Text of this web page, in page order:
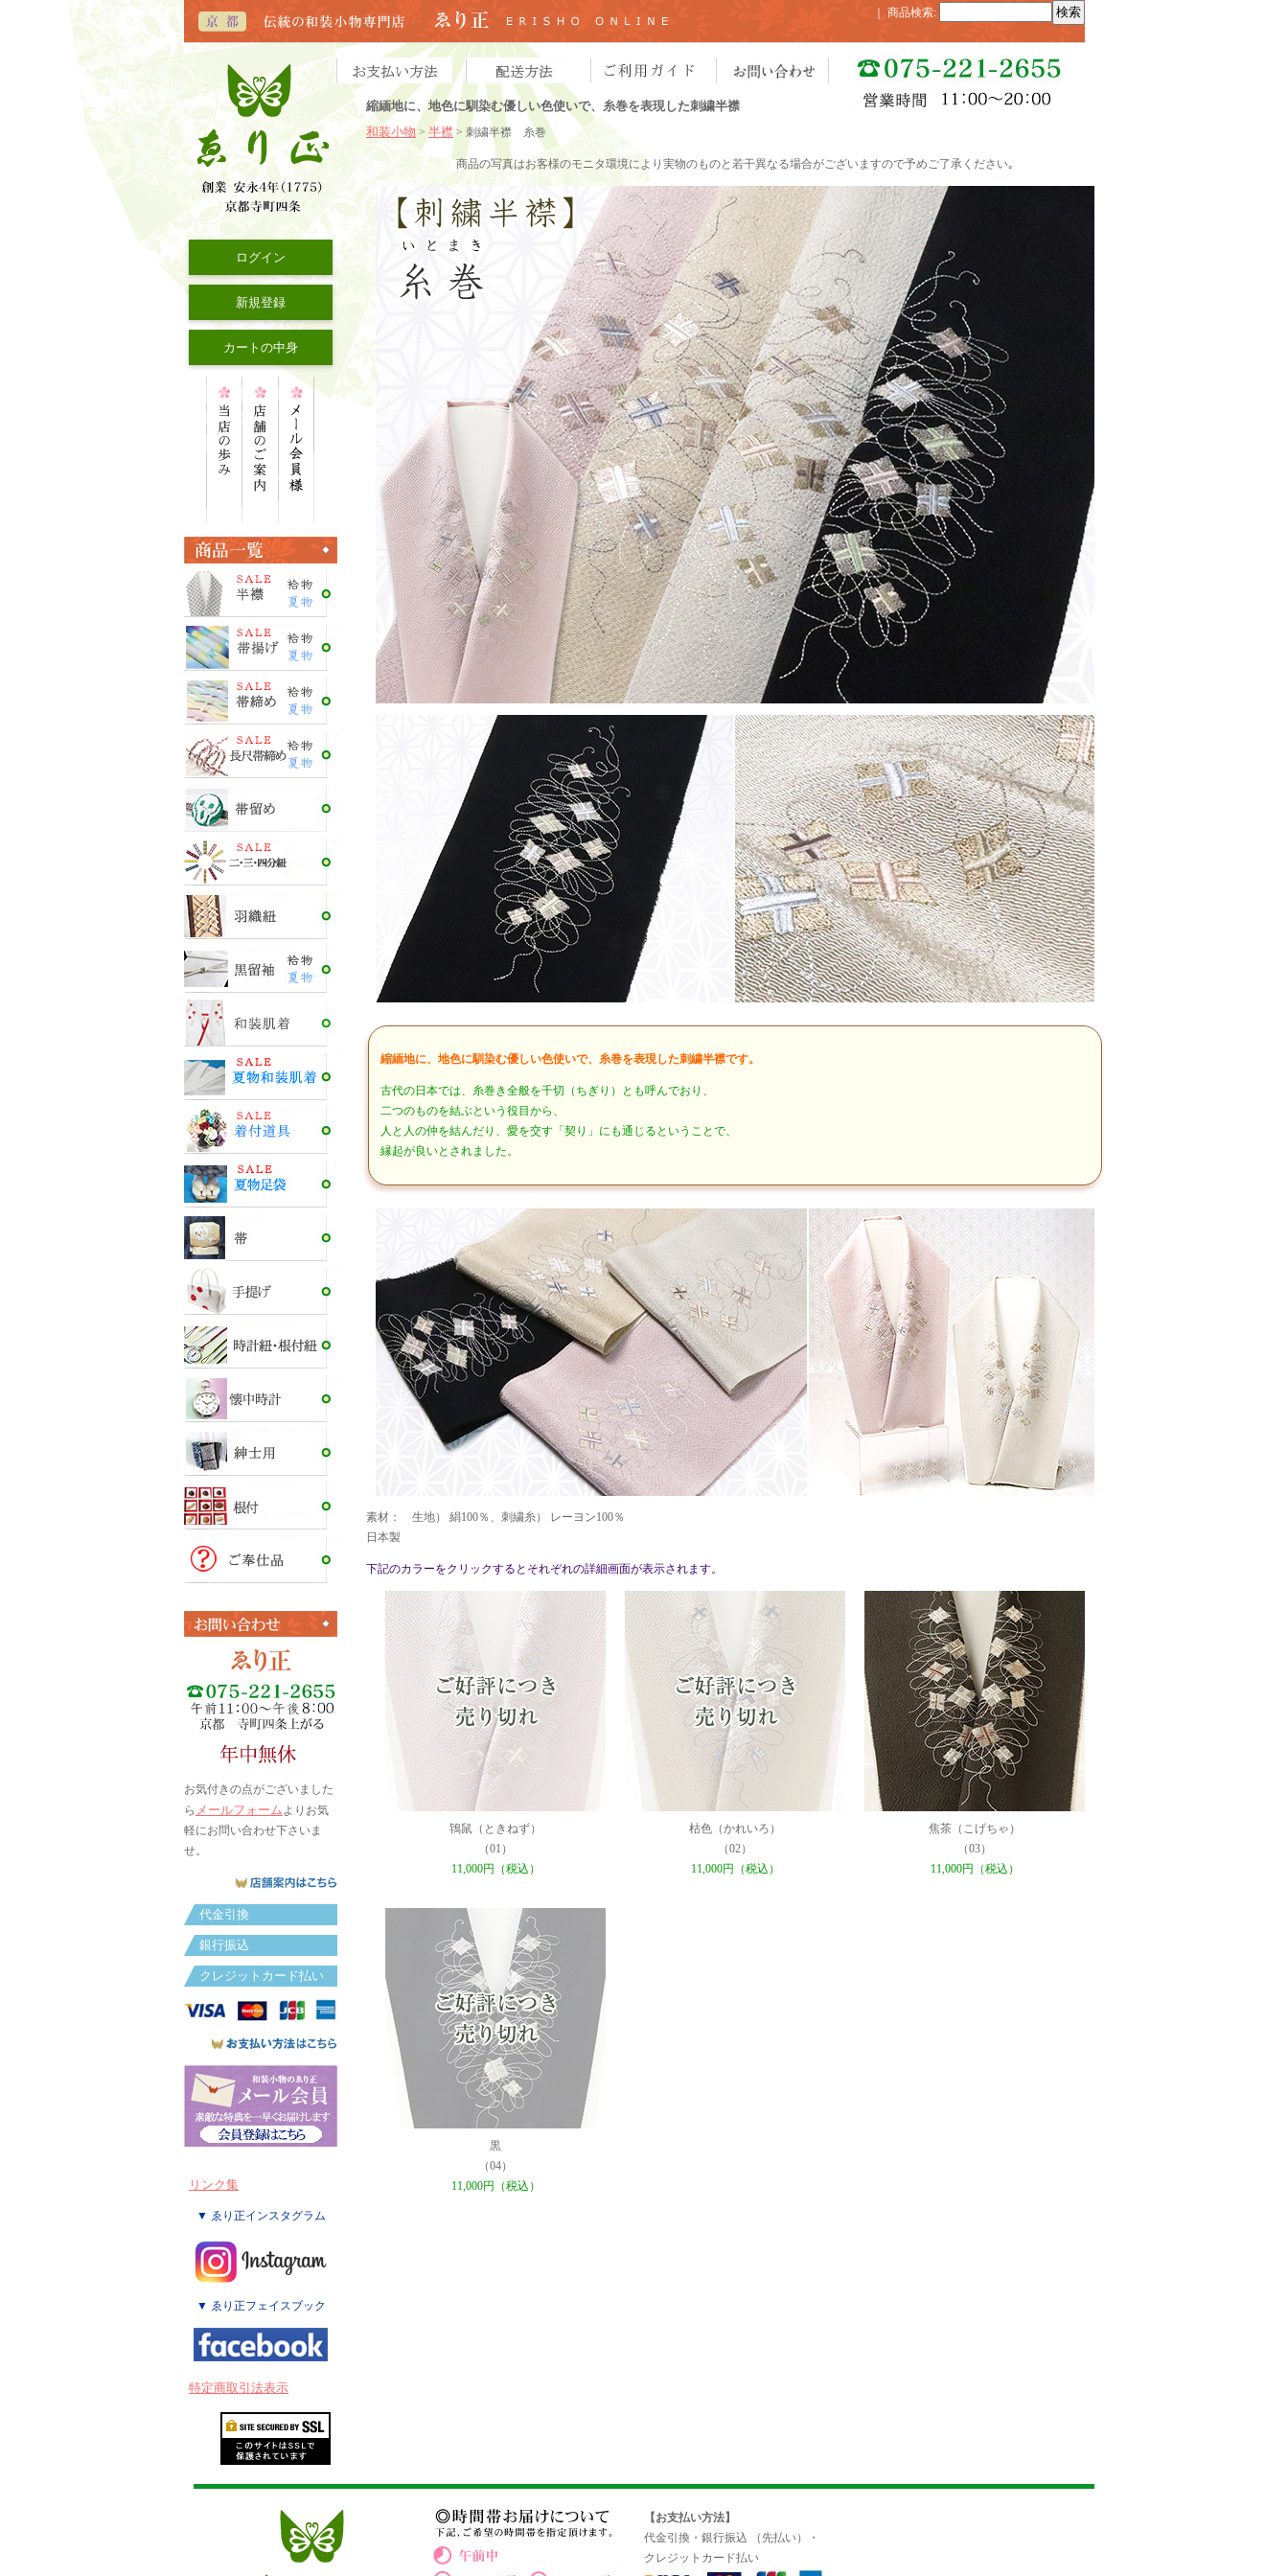
商品検索:
ログイン
新規登録
カートの中身
お気付きの点がございました
ら メールフォームよりお気
軽にお問い合わせ下さいま
せ。
代金引換
銀行振込
クレジットカード払い
リンク集
▼ ゑり正インスタグラム
▼ ゑり正フェイスブック
特定商取引法表示
縮緬地に、地色に馴染む優しい色使いで、糸巻を表現した刺繍半襟
和装小物 > 半襟 > 刺繍半襟 糸巻
商品の写真はお客様のモニタ環境により実物のものと若干異なる場合がございますので予めご了承ください｡
縮緬地に、地色に馴染む優しい色使いで、糸巻を表現した刺繍半襟です。
古代の日本では、糸巻き全般を千切（ちぎり）とも呼んでおり、
二つのものを結ぶという役目から、
人と人の仲を結んだり、愛を交す「契り」にも通じるということで、
縁起が良いとされました。
素材： 生地） 絹100％、刺繍糸） レーヨン100％
日本製
下記のカラーをクリックするとそれぞれの詳細画面が表示されます。
鴇鼠（ときねず）
（01）
11,000円（税込）
枯色（かれいろ）
（02）
11,000円（税込）
焦茶（こげちゃ）
（03）
11,000円（税込）
黒
（04）
11,000円（税込）
【お支払い方法】
代金引換・銀行振込 （先払い）・
クレジットカード払い